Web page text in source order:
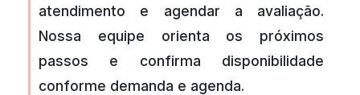
atendimento e agendar a avaliação.
Nossa equipe orienta os próximos
passos e confirma disponibilidade
conforme demanda e agenda.